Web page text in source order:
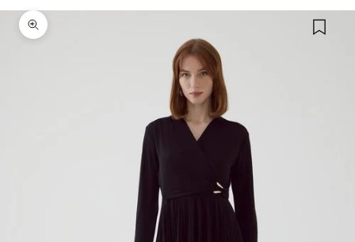
Yakınlaştır